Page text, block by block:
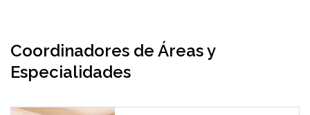
Coordinadores de Áreas y
Especialidades